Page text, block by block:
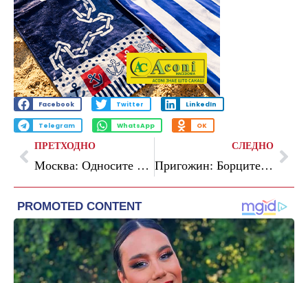
Facebook Twitter LinkedIn
Telegram WhatsApp OK
ПРЕТХОДНО
Москва: Односите со САД се на работ на отворен вооружен конфликт
СЛЕДНО
Пригожин: Борците на Вагнер се повлекуваат од Бахмут на 10 мај